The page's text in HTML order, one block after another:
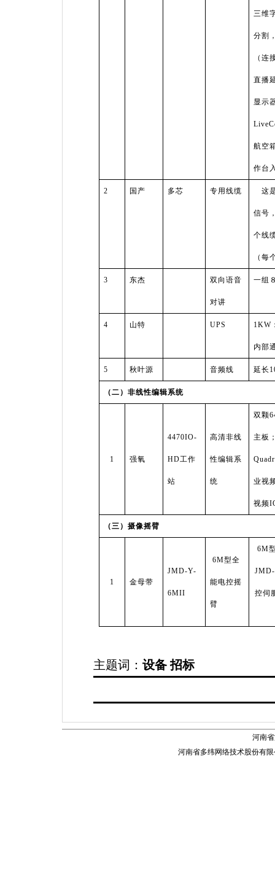
三维
分割
（连
直播
显示
航空
作台
2 国产 多芯 专用线缆 这
信号
个线
（每
3 东杰 双向语音
对讲
一组
4 山特 UPS 1KW
内部
5 秋叶源 音频线 延长
（二）非线性编辑系统
1 强氧
4470IO-
HD工作
站
高清非线
性编辑系
统
双颗
主板
业视
视频
（三）摄像摇臂
1 金母带
JMD-Y-
6MII
6M型全
能电控摇
臂
6M
控伺
主题词： 设备 招标
河南
河南省多纬网络技术股份有